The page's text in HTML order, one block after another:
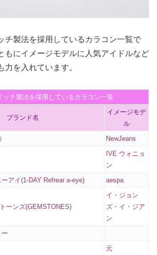
チ製法を採用しているカラコン一覧で
もにイメージモデルに人気アイドルなど
力を入れています。
ッチ製法を採用しているカラコン一覧
ブランド名
イメージモデ
ル
NewJeans
IVE ウォニョ
ン
アイ(1-DAY Refrear a-eye)
aespa
ーンズ(GEMSTONES)
イ・ジョン
ズ・イ・ジア
ン
元